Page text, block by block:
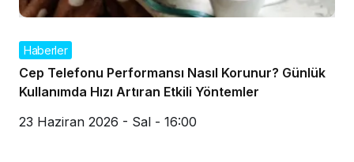
Haberler
Cep Telefonu Performansı Nasıl Korunur? Günlük
Kullanımda Hızı Artıran Etkili Yöntemler
23 Haziran 2026 - Sal - 16:00